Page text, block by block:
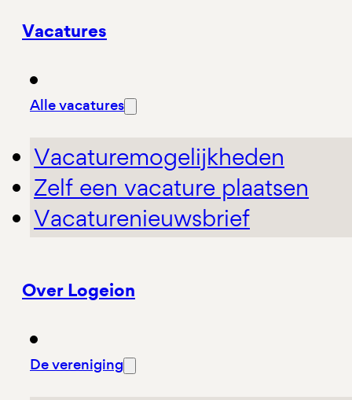
Vacatures
Alle vacatures
Vacaturemogelijkheden
Zelf een vacature plaatsen
Vacaturenieuwsbrief
Over Logeion
De vereniging